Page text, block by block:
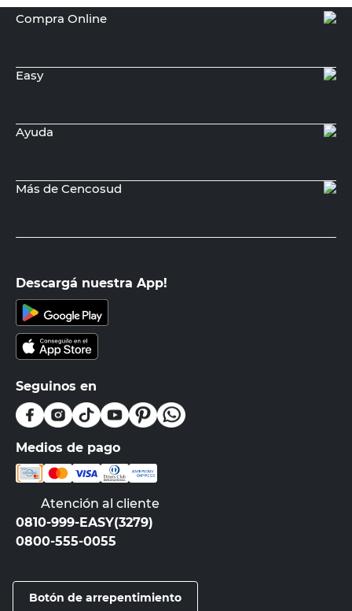
Compra Online
Easy
Ayuda
Más de Cencosud
Descargá nuestra App!
Seguinos en
Medios de pago
Atención al cliente
0810-999-EASY(3279)
0800-555-0055
Botón de arrepentimiento